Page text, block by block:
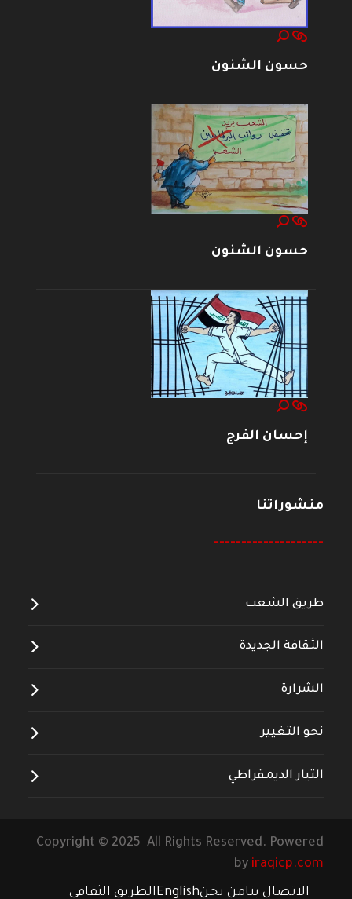
حسون الشنون
حسون الشنون
إحسان الفرج
منشوراتنا
--------------------
طريق الشعب
الثقافة الجديدة
الشرارة
نحو التغيير
التيار الديمقراطي
Copyright © 2025 All Rights Reserved. Powered
by iraqicp.com
الاتصال بنامن نحنEnglishالطريق الثقافي